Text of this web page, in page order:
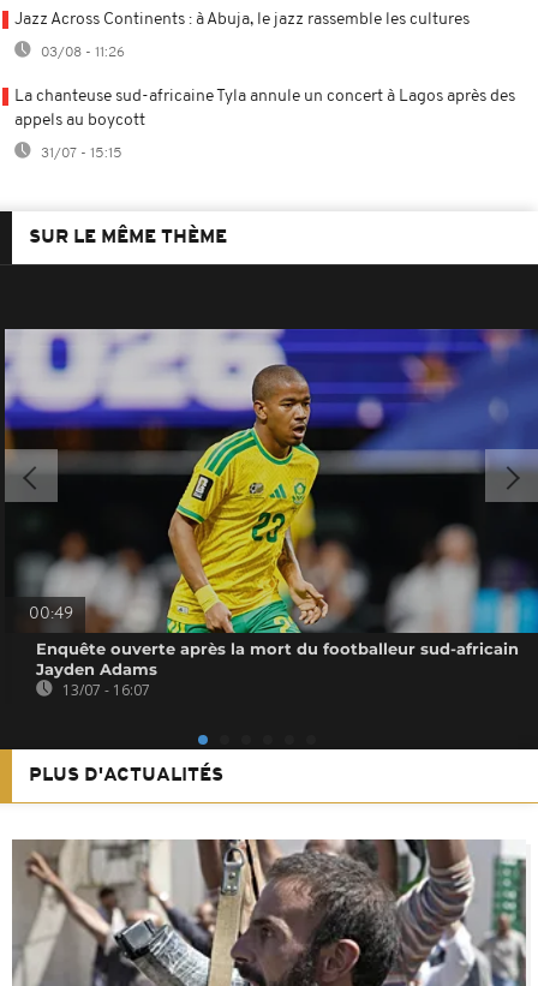
Jazz Across Continents : à Abuja, le jazz rassemble les cultures
03/08 - 11:26
La chanteuse sud-africaine Tyla annule un concert à Lagos après des
appels au boycott
31/07 - 15:15
SUR LE MÊME THÈME
00:49
Enquête ouverte après la mort du footballeur sud-africain
Jayden Adams
13/07 - 16:07
PLUS D'ACTUALITÉS